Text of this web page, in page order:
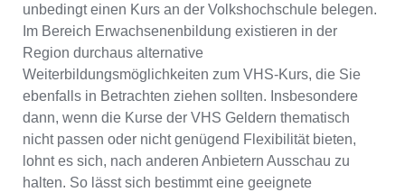
unbedingt einen Kurs an der Volkshochschule belegen.
Im Bereich Erwachsenenbildung existieren in der
Region durchaus alternative
Weiterbildungsmöglichkeiten zum VHS-Kurs, die Sie
ebenfalls in Betrachten ziehen sollten. Insbesondere
dann, wenn die Kurse der VHS Geldern thematisch
nicht passen oder nicht genügend Flexibilität bieten,
lohnt es sich, nach anderen Anbietern Ausschau zu
halten. So lässt sich bestimmt eine geeignete